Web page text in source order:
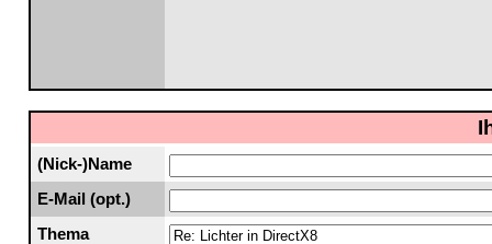
(Nick-)Name
E-Mail (opt.)
Thema